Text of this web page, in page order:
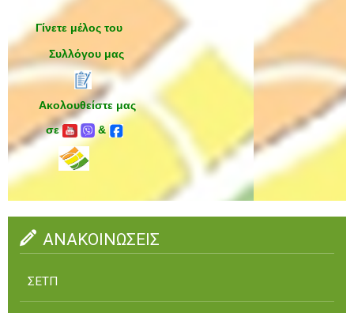
Γίνετε μέλος του
Συλλόγου μας
Ακολουθείστε μας
σε
&
ΑΝΑΚΟΙΝΩΣΕΙΣ
ΣΕΤΠ